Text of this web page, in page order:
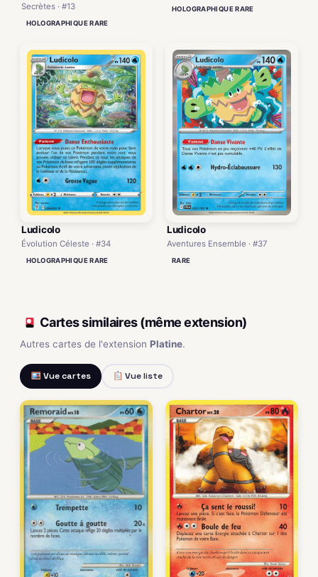
Secrètes · #13
HOLOGRAPHIQUE RARE
HOLOGRAPHIQUE RARE
Ludicolo
Évolution Céleste · #34
HOLOGRAPHIQUE RARE
Ludicolo
Aventures Ensemble · #37
RARE
Cartes similaires (même extension)
Autres cartes de l'extension Platine.
Vue cartes Vue liste